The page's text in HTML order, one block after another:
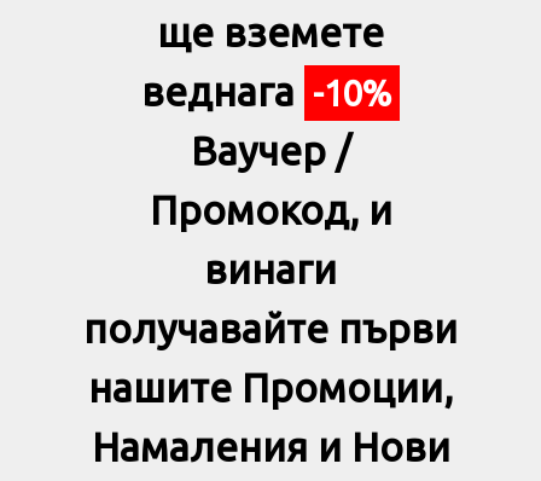
ще вземете
веднага -10%
Ваучер /
Промокод, и
винаги
получавайте първи
нашите Промоции,
Намаления и Нови